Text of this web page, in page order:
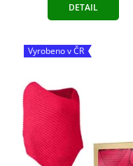
DETAIL
Vyrobeno v ČR